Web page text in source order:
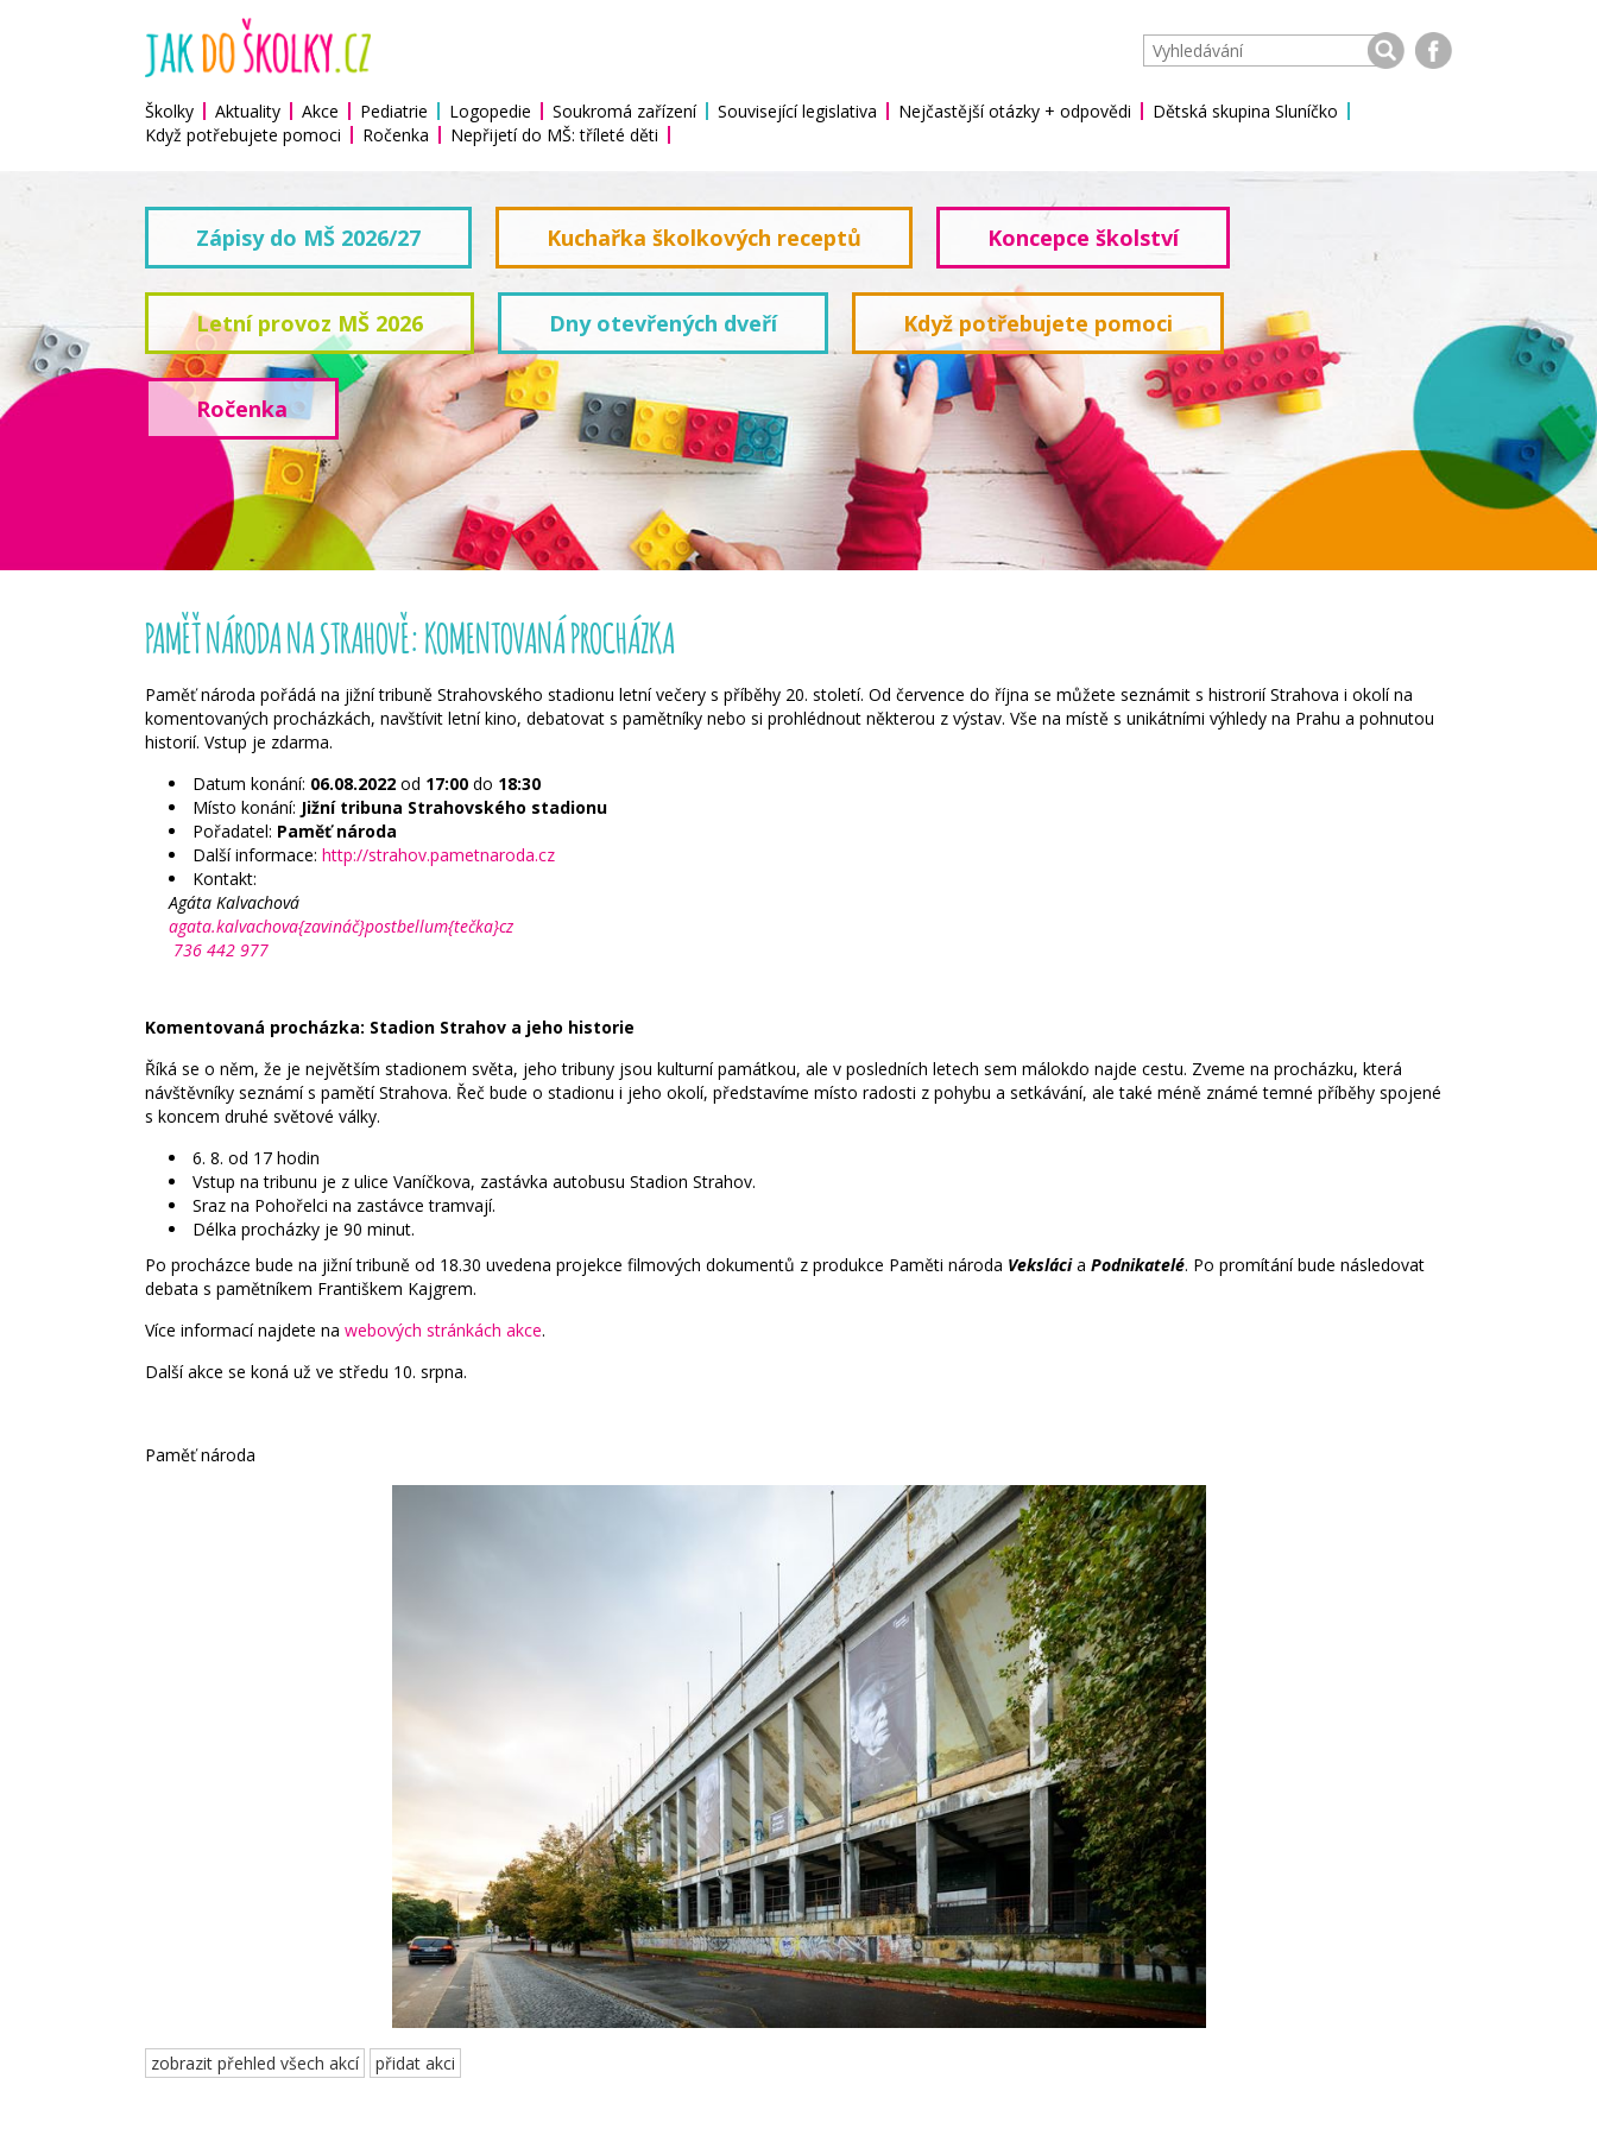
Školky Aktuality Akce Pediatrie Logopedie Soukromá zařízení Související legislativa Nejčastější otázky + odpovědi
Dětská skupina Sluníčko
Když potřebujete pomoci
Ročenka Nepřijetí do MŠ: tříleté děti
Zápisy do MŠ 2026/27 Kuchařka školkových receptů Koncepce školství
Letní provoz MŠ 2026 Dny otevřených dveří Když potřebujete pomoci
Ročenka
PAMĚŤ NÁRODA NA STRAHOVĚ: KOMENTOVANÁ PROCHÁZKA
Paměť národa pořádá na jižní tribuně Strahovského stadionu letní večery s příběhy 20. století. Od července do října se můžete seznámit s histrorií Strahova i okolí na
komentovaných procházkách, navštívit letní kino, debatovat s pamětníky nebo si prohlédnout některou z výstav. Vše na místě s unikátními výhledy na Prahu a pohnutou
historií. Vstup je zdarma.
Datum konání: 06.08.2022 od 17:00 do 18:30
Místo konání: Jižní tribuna Strahovského stadionu
Pořadatel: Paměť národa
Další informace: http://strahov.pametnaroda.cz
Kontakt:
Agáta Kalvachová
agata.kalvachova{zavináč}postbellum{tečka}cz
736 442 977
Komentovaná procházka: Stadion Strahov a jeho historie
Říká se o něm, že je největším stadionem světa, jeho tribuny jsou kulturní památkou, ale v posledních letech sem málokdo najde cestu. Zveme na procházku, která
návštěvníky seznámí s pamětí Strahova. Řeč bude o stadionu i jeho okolí, představíme místo radosti z pohybu a setkávání, ale také méně známé temné příběhy spojené
s koncem druhé světové války.
6. 8. od 17 hodin
Vstup na tribunu je z ulice Vaníčkova, zastávka autobusu Stadion Strahov.
Sraz na Pohořelci na zastávce tramvají.
Délka procházky je 90 minut.
Po procházce bude na jižní tribuně od 18.30 uvedena projekce filmových dokumentů z produkce Paměti národa Vekslácia Podnikatelé. Po promítání bude následovat
debata s pamětníkem Františkem Kajgrem.
Více informací najdete na webových stránkách akce.
Další akce se koná už ve středu 10. srpna.
Paměť národa
zobrazit přehled všech akcí přidat akci